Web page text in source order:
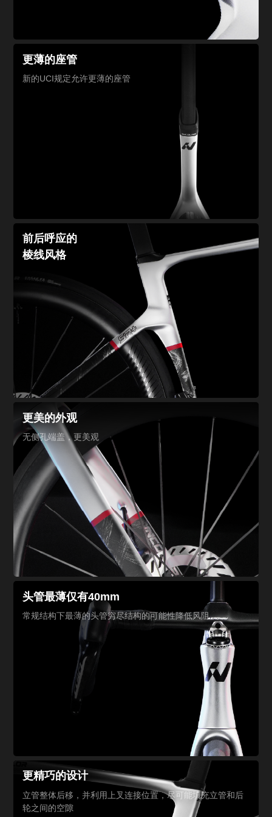
更薄的座管
新的UCI规定允许更薄的座管
前后呼应的
棱线风格
更美的外观
无侧孔端盖，更美观
头管最薄仅有40mm
常规结构下最薄的头管穷尽结构的可能性降低风阻
更精巧的设计
立管整体后移，并利用上叉连接位置，尽可能填充立管和后
轮之间的空隙